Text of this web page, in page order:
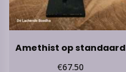
Amethist op standaard
€67.50